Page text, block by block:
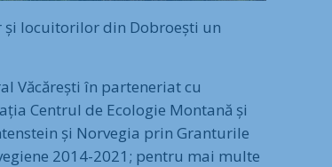
și locuitorilor din Dobroești un
Văcărești în parteneriat cu
Centrul de Ecologie Montană și
și Norvegia prin Granturile
2014-2021; pentru mai multe